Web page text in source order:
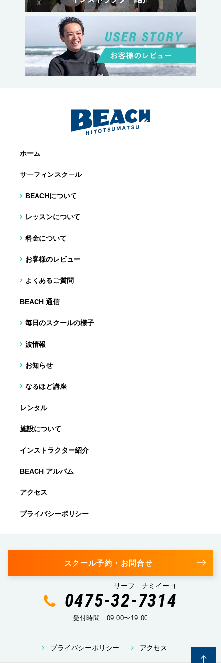
ホーム
サーフィンスクール
BEACHについて
レッスンについて
料金について
お客様のレビュー
よくあるご質問
BEACH 通信
毎日のスクールの様子
波情報
お知らせ
なるほど講座
レンタル
施設について
インストラクター紹介
BEACH アルバム
アクセス
プライバシーポリシー
スクール予約・お問合せ
サーフ ナミイーヨ
0475-32-7314
受付時間 : 09:00〜19:00
プライバシーポリシー アクセス